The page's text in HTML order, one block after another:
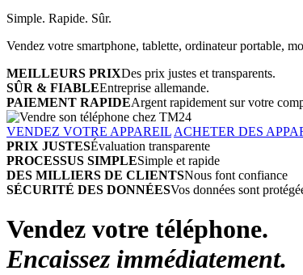
Simple. Rapide. Sûr.
Vendez votre smartphone, tablette, ordinateur portable,
MEILLEURS PRIXDes prix justes et transparents.
SÛR & FIABLEEntreprise allemande.
PAIEMENT RAPIDEArgent rapidement sur votre
VENDEZ VOTRE APPAREIL ACHETER DES
PRIX JUSTESÉvaluation transparente
PROCESSUS SIMPLESimple et rapide
DES MILLIERS DE CLIENTSNous font confiance
SÉCURITÉ DES DONNÉESVos données sont
Vendez votre téléphone.
Encaissez immédiatement.